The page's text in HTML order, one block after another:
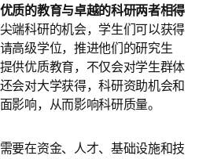
优质的教育与卓越的科研两者相得
端科研的机会，学生们可以获得
高级学位，推进他们的研究生
供优质教育，不仅会对学生群体
会对大学获得，科研资助机会和
影响，从而影响科研质量。
要在资金、人才、基础设施和技